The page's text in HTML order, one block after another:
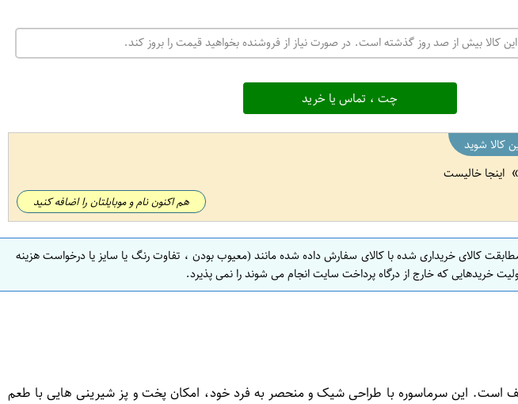
این کالا بیش از صد روز گذشته است. در صورت نیاز از فروشنده بخواهید قیمت را بروز کند.
چت ، تماس یا خرید
کالا شوید
اینجا خالیست
هم اکنون نام و موبایلتان را اضافه کنید
کالای خریداری شده با کالای سفارش داده شده مانند (معیوب بودن ، تفاوت رنگ یا سایز یا درخواست هزینه
خریدهایی که خارج از درگاه پرداخت سایت انجام می شوند را نمی پذیرد.
است. این سرماسوره با طراحی شیک و منحصر به فرد خود، امکان پخت و پز شیرینی هایی با طعم